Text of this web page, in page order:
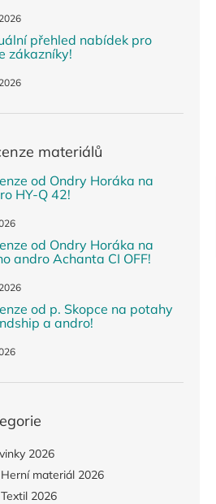
přehled nabídek pro
zákazníky!
materiálů
od Ondry Horáka na
HY-Q 42!
od Ondry Horáka na
andro Achanta CI OFF!
od p. Skopce na potahy
a andro!
2026
Herní materiál 2026
Textil 2026